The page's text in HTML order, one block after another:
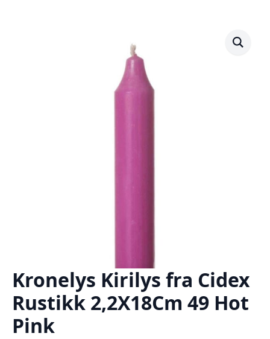
Kronelys Kirilys fra Cidex
Rustikk 2,2X18Cm 49 Hot
Pink